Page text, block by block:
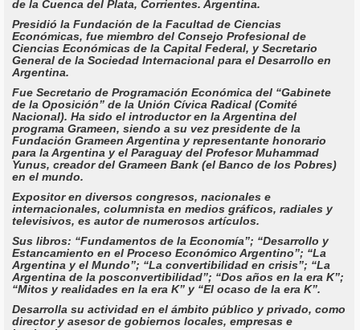
de la Cuenca del Plata, Corrientes. Argentina.
Presidió la Fundación de la Facultad de Ciencias
Económicas, fue miembro del Consejo Profesional de
Ciencias Económicas de la Capital Federal, y Secretario
General de la Sociedad Internacional para el Desarrollo en
Argentina.
Fue Secretario de Programación Económica del “Gabinete
de la Oposición” de la Unión Cívica Radical (Comité
Nacional). Ha sido el introductor en la Argentina del
programa Grameen, siendo a su vez presidente de la
Fundación Grameen Argentina y representante honorario
para la Argentina y el Paraguay del Profesor Muhammad
Yunus, creador del Grameen Bank (el Banco de los Pobres)
en el mundo.
Expositor en diversos congresos, nacionales e
internacionales, columnista en medios gráficos, radiales y
televisivos, es autor de numerosos artículos.
Sus libros: “Fundamentos de la Economía”; “Desarrollo y
Estancamiento en el Proceso Económico Argentino”; “La
Argentina y el Mundo”; “La convertibilidad en crisis”; “La
Argentina de la posconvertibilidad”; “Dos años en la era K”;
“Mitos y realidades en la era K” y “El ocaso de la era K”.
Desarrolla su actividad en el ámbito público y privado, como
director y asesor de gobiernos locales, empresas e